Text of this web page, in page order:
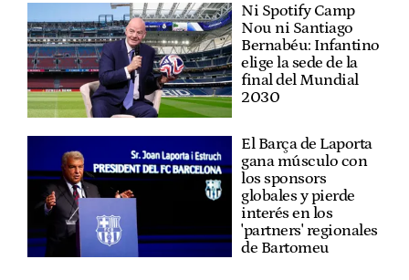
Ni Spotify Camp
Nou ni Santiago
Bernabéu: Infantino
elige la sede de la
final del Mundial
2030
El Barça de Laporta
gana músculo con
los sponsors
globales y pierde
interés en los
'partners' regionales
de Bartomeu